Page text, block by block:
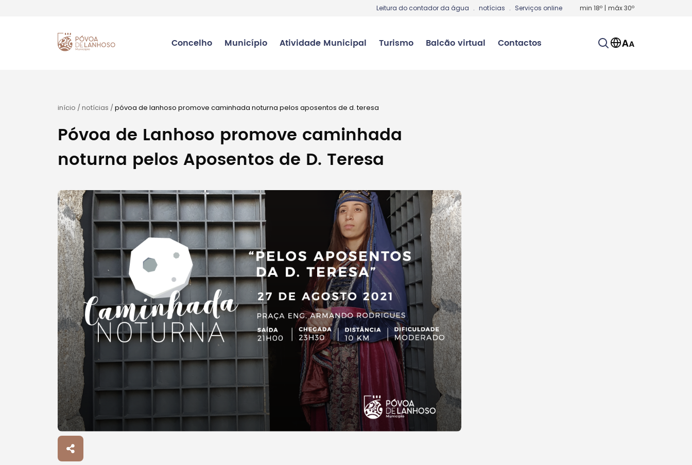
Leitura do contador da água . notícias . Serviços online min 18º | máx30º
Concelho Município Atividade Municipal Turismo Balcão virtual Contactos
início /notícias /póvoa de lanhoso promove caminhada noturna pelos aposentos de d. teresa
Póvoa de Lanhoso promove caminhada
noturna pelos Aposentos de D. Teresa